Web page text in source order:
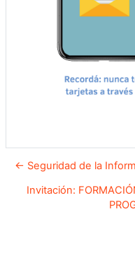
← Seguridad de la
Invitación: